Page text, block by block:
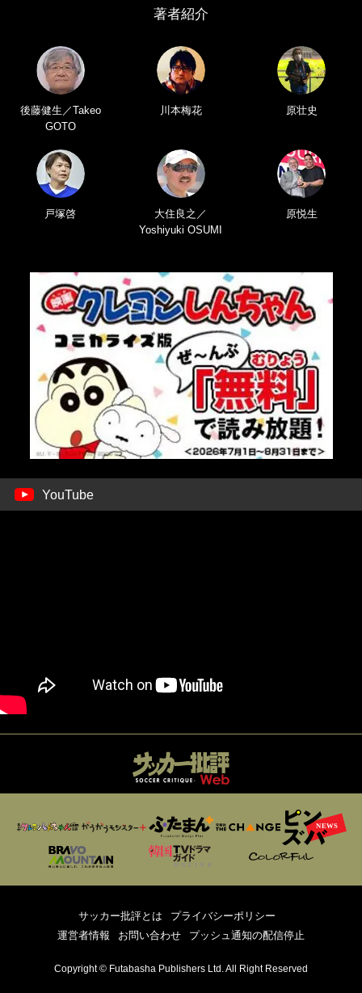
著者紹介
後藤健生／Takeo
GOTO
川本梅花 原壮史
戸塚啓
大住良之／
Yoshiyuki OSUMI
原悦生
YouTube
サッカー批評とは
プライバシーポリシー
運営者情報
お問い合わせ プッシュ通知の配信停止
Copyright © Futabasha Publishers Ltd. All Right Reserved